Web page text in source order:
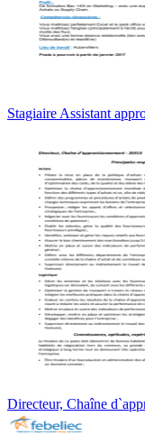
Stagiaire Assistant
Directeur, Chaîne